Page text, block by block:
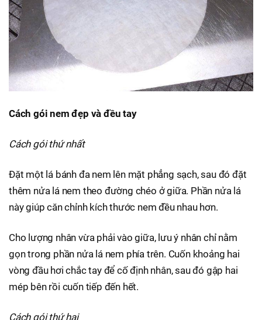
Cách gói nem đẹp và đều tay
Cách gói thứ nhất
Đặt một lá bánh đa nem lên mặt phẳng sạch, sau đó đặt
thêm nửa lá nem theo đường chéo ở giữa. Phần nửa lá
này giúp căn chỉnh kích thước nem đều nhau hơn.
Cho lượng nhân vừa phải vào giữa, lưu ý nhân chỉ nằm
gọn trong phần nửa lá nem phía trên. Cuốn khoảng hai
vòng đầu hơi chắc tay để cố định nhân, sau đó gập hai
mép bên rồi cuốn tiếp đến hết.
Cách gói thứ hai